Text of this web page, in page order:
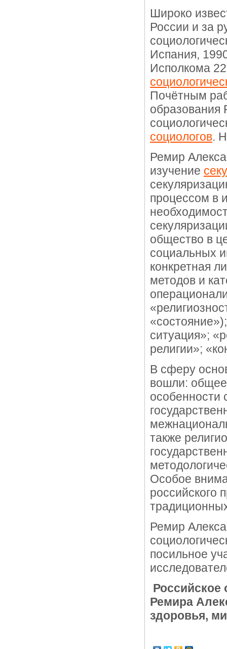
Широко
России и за
Испания,
Исполкома
Почётным
социологов.
Ремир
изучение
процессом в
общество в
социальных
конкретная
методов и
ситуация»;
религии»;
В сферу
вошли:
особенности
также
Особое
российского
Ремир
посильное
Российское
Ремира
здоровья,